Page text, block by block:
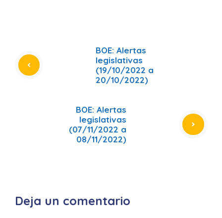
BOE: Alertas
legislativas
(19/10/2022 a
20/10/2022)
BOE: Alertas
legislativas
(07/11/2022 a
08/11/2022)
Deja un comentario